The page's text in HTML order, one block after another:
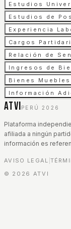
Estudios
Estudios de
Experiencia
Cargos
Relación de
Ingresos de
Bienes
Información
ATVI PERÚ 2026
Plataforma
afiliada a ningún
información es
AVISO LEGAL
© 2026 ATVI